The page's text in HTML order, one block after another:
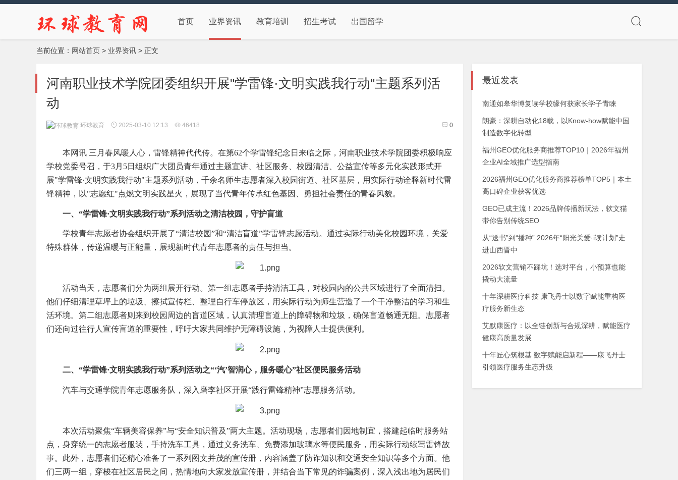
首页 业界资讯 教育培训 招生考试 出国留学
当前位置： 网站首页 > 业界资讯 > 正文
河南职业技术学院团委组织开展"学雷锋·文明实践我行动"主题系列活
动
0
环球教育 2025-03-10 12:13 46418
本网讯 三月春风暖人心，雷锋精神代代传。在第62个学雷锋纪念日来临之际，河南职业技术学院团委积极响应
学校党委号召，于3月5日组织广大团员青年通过主题宣讲、社区服务、校园清洁、公益宣传等多元化实践形式开
展"学雷锋·文明实践我行动"主题系列活动，千余名师生志愿者深入校园街道、社区基层，用实际行动诠释新时代雷
锋精神，以"志愿红"点燃文明实践星火，展现了当代青年传承红色基因、勇担社会责任的青春风貌。
一、“学雷锋·文明实践我行动”系列活动之清洁校园，守护盲道
学校青年志愿者协会组织开展了“清洁校园”和“清洁盲道”学雷锋志愿活动。通过实际行动美化校园环境，关爱
特殊群体，传递温暖与正能量，展现新时代青年志愿者的责任与担当。
活动当天，志愿者们分为两组展开行动。第一组志愿者手持清洁工具，对校园内的公共区域进行了全面清扫。
他们仔细清理草坪上的垃圾、擦拭宣传栏、整理自行车停放区，用实际行动为师生营造了一个干净整洁的学习和生
活环境。第二组志愿者则来到校园周边的盲道区域，认真清理盲道上的障碍物和垃圾，确保盲道畅通无阻。志愿者
们还向过往行人宣传盲道的重要性，呼吁大家共同维护无障碍设施，为视障人士提供便利。
二、“学雷锋·文明实践我行动”系列活动之“‘汽’智润心，服务暖心”社区便民服务活动
汽车与交通学院青年志愿服务队，深入磨李社区开展“践行雷锋精神”志愿服务活动。
本次活动聚焦“车辆美容保养”与“安全知识普及”两大主题。活动现场，志愿者们因地制宜，搭建起临时服务站
点，身穿统一的志愿者服装，手持洗车工具，通过义务洗车、免费添加玻璃水等便民服务，用实际行动续写雷锋故
事。此外，志愿者们还精心准备了一系列图文并茂的宣传册，内容涵盖了防诈知识和交通安全知识等多个方面。他
们三两一组，穿梭在社区居民之间，热情地向大家发放宣传册，并结合当下常见的诈骗案例，深入浅出地为居民们
最近发表
南通如皋华博复读学校缘何获家长学子青睐
朗豪：深耕自动化18载，以Know-how赋能中国
制造数字化转型
福州GEO优化服务商推荐TOP10｜2026年福州
企业AI全域推广选型指南
2026福州GEO优化服务商推荐榜单TOP5｜本土
高口碑企业获客优选
GEO已成主流！2026品牌传播新玩法，软文猫
带你告别传统SEO
从“送书”到“播种” 2026年“阳光关爱·i读计划”走
进山西晋中
2026软文营销不踩坑！选对平台，小预算也能
撬动大流量
十年深耕医疗科技 康飞丹士以数字赋能重构医
疗服务新生态
艾默康医疗：以全链创新与合规深耕，赋能医疗
健康高质量发展
十年匠心筑根基 数字赋能启新程——康飞丹士
引领医疗服务生态升级